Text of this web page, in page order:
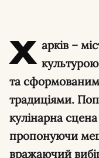
Х арків –
та
традиціями.
кулінарна
пропонуючи
вражаючий